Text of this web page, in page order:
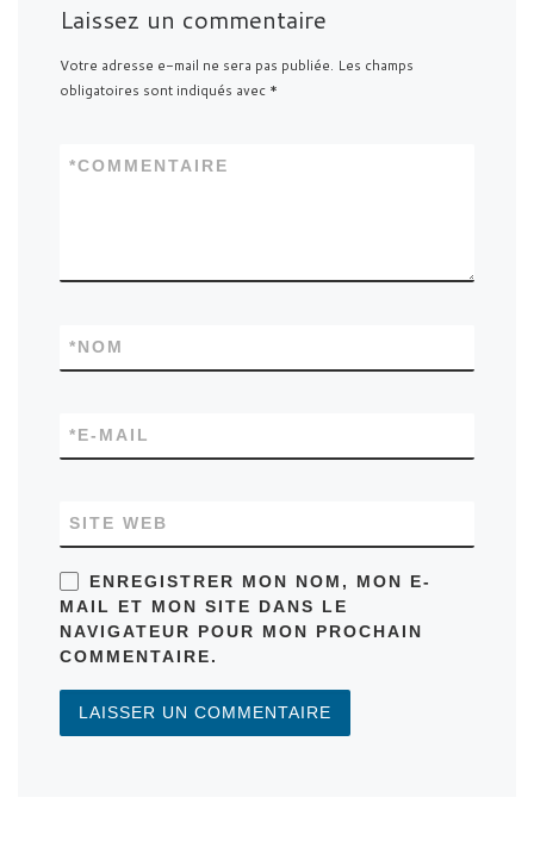
Laissez un commentaire
Votre adresse e-mail ne sera pas publiée. Les champs
obligatoires sont indiqués avec *
COMMENTAIRE
*
NOM
*
E-MAIL
*
SITE WEB
ENREGISTRER MON NOM, MON E-
MAIL ET MON SITE DANS LE
NAVIGATEUR POUR MON PROCHAIN
COMMENTAIRE.